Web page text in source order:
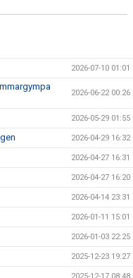
2026-07-10 01:01
2026-06-22 00:26
2026-05-29 01:55
2026-04-29 16:32
2026-04-27 16:31
2026-04-27 16:20
2026-04-14 23:31
2026-01-11 15:01
2026-01-03 22:25
2025-12-23 19:27